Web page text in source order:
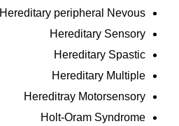
Hereditary peripheral Nevous
Hereditary Sensory
Hereditary Spastic
Hereditary Multiple
Hereditray Motorsensory
Holt-Oram Syndrome